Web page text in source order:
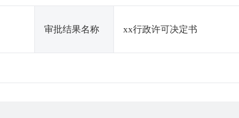
审批结果名称 xx行政许可决定书